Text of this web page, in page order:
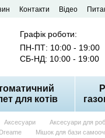
Контакти Відео
Графік роботи:
ПН-ПТ: 10:00 - 19:00
СБ-НД: 10:00 - 19:00
для котів
Аксесуари Аксесуари для
Мішок для бази